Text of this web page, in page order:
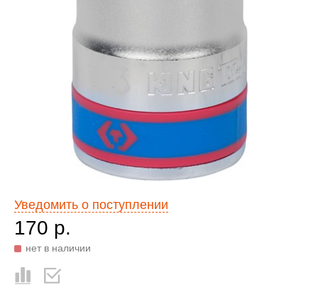
Уведомить о поступлении
170 р.
нет в наличии